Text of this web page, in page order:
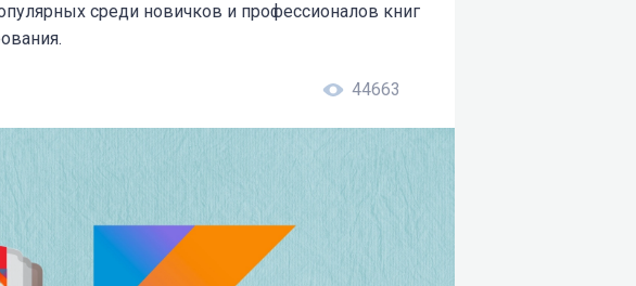
среди новичков и профессионалов книг
44663